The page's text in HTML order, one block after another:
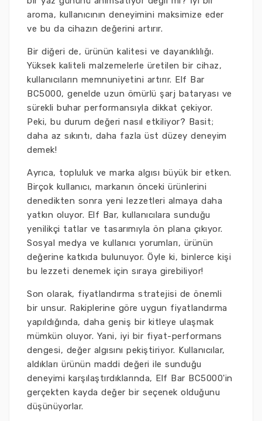
aroma, kullanıcının deneyimini maksimize eder
ve bu da cihazın değerini artırır.
Bir diğeri de, ürünün kalitesi ve dayanıklılığı.
Yüksek kaliteli malzemelerle üretilen bir cihaz,
kullanıcıların memnuniyetini artırır. Elf Bar
BC5000, genelde uzun ömürlü şarj bataryası ve
sürekli buhar performansıyla dikkat çekiyor.
Peki, bu durum değeri nasıl etkiliyor? Basit;
daha az sıkıntı, daha fazla üst düzey deneyim
demek!
Ayrıca, topluluk ve marka algısı büyük bir etken.
Birçok kullanıcı, markanın önceki ürünlerini
denedikten sonra yeni lezzetleri almaya daha
yatkın oluyor. Elf Bar, kullanıcılara sunduğu
yenilikçi tatlar ve tasarımıyla ön plana çıkıyor.
Sosyal medya ve kullanıcı yorumları, ürünün
değerine katkıda bulunuyor. Öyle ki, binlerce kişi
bu lezzeti denemek için sıraya girebiliyor!
Son olarak, fiyatlandırma stratejisi de önemli
bir unsur. Rakiplerine göre uygun fiyatlandırma
yapıldığında, daha geniş bir kitleye ulaşmak
mümkün oluyor. Yani, iyi bir fiyat-performans
dengesi, değer algısını pekiştiriyor. Kullanıcılar,
aldıkları ürünün maddi değeri ile sunduğu
deneyimi karşılaştırdıklarında, Elf Bar BC5000'in
gerçekten kayda değer bir seçenek olduğunu
düşünüyorlar.